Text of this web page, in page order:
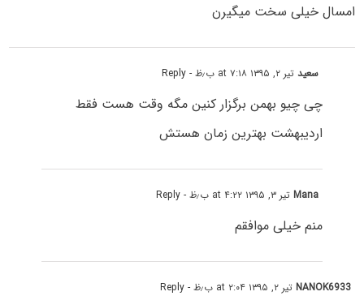
امسال خیلی سخت میگیرن
سعیدتیر ۲, ۱۳۹۵ at ۷:۱۸ ب٫ظ - Reply
چی چیو بهمن برگزار کنین مگه وقت هست فقط
اردیبهشت بهترین زمان هستش
Manaتیر ۳, ۱۳۹۵ at ۴:۲۲ ب٫ظ - Reply
منم خیلی موافقم
NANOK6933تیر ۲, ۱۳۹۵ at ۲:۰۴ ب٫ظ - Reply